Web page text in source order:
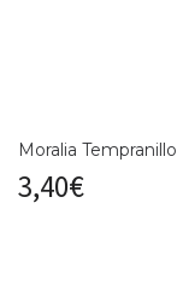
Moralia Tempranillo
3,40€